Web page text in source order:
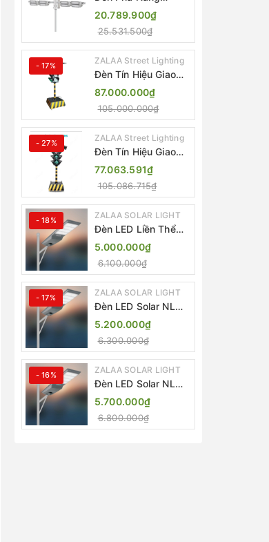
Lượng Mặt Trời Sân
Thể Thao ZALAA
Jsc Chống Nước
IP65 Cao Cấp
20.789.900₫
25.531.500₫
- 17% ZALAA Street Lighting
Đèn Tín Hiệu Giao
Thông Di Động Năng
Lượng Mặt Trời
ZALAA ZL-300A-D
87.000.000₫
105.000.000₫
- 27% ZALAA Street Lighting
Đèn Tín Hiệu Giao
Thông Di Động Năng
Lượng Mặt Trời
ZALAA ZL-409300C
77.063.591₫
105.086.715₫
- 18% ZALAA SOLAR LIGHT
Đèn LED Liền Thể
ZALAA Solar Street
Light ZKC-TG 20W
25W 30W All In One
5.000.000₫
6.100.000₫
- 17% ZALAA SOLAR LIGHT
Đèn LED Solar NLMT
Liền Thể ZKC-TG
20W All in One |
ZALAA Street Light
5.200.000₫
6.300.000₫
- 16% ZALAA SOLAR LIGHT
Đèn LED Solar NLMT
Liền Thể ZKC-TG
25W All in One |
ZALAA Street Light
5.700.000₫
6.800.000₫